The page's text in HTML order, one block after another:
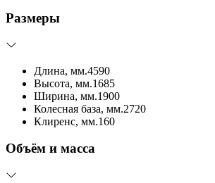
Размеры
Длина, мм.4590
Высота, мм.1685
Ширина, мм.1900
Колесная база, мм.2720
Клиренс, мм.160
Объём и масса